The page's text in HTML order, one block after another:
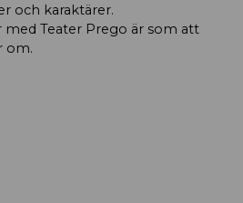
och karaktärer.
Teater Prego är som att
om.